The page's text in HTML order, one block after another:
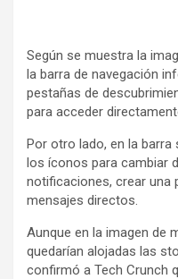
Según se muestra la
la barra de navegación
pestañas de
para acceder
Por otro lado, en la
los íconos para cambiar
notificaciones, crear una
mensajes directos.
Aunque en la imagen de
quedarían alojadas las
confirmó a Tech Crunch